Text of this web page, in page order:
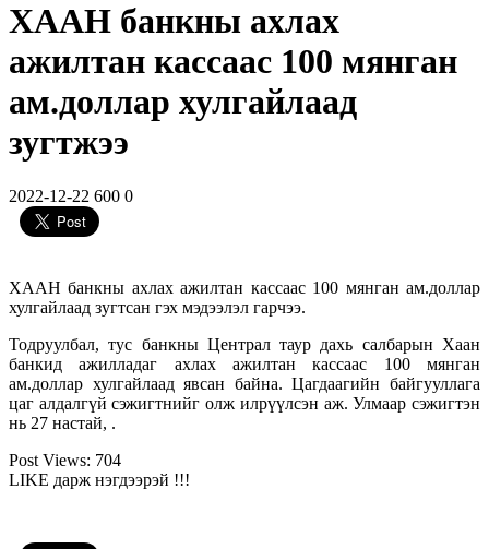
ХААН банкны ахлах
ажилтан кассаас 100 мянган
ам.доллар хулгайлаад
зугтжээ
2022-12-22 600 0
ХААН банкны ахлах ажилтан кассаас 100 мянган ам.доллар
хулгайлаад зугтсан гэх мэдээлэл гарчээ.
Тодруулбал, тус банкны Централ таур дахь салбарын Хаан
банкид ажилладаг ахлах ажилтан кассаас 100 мянган
ам.доллар хулгайлаад явсан байна. Цагдаагийн байгууллага
цаг алдалгүй сэжигтнийг олж илрүүлсэн аж. Улмаар сэжигтэн
нь 27 настай, .
Post Views: 704
LIKE дарж нэгдээрэй !!!